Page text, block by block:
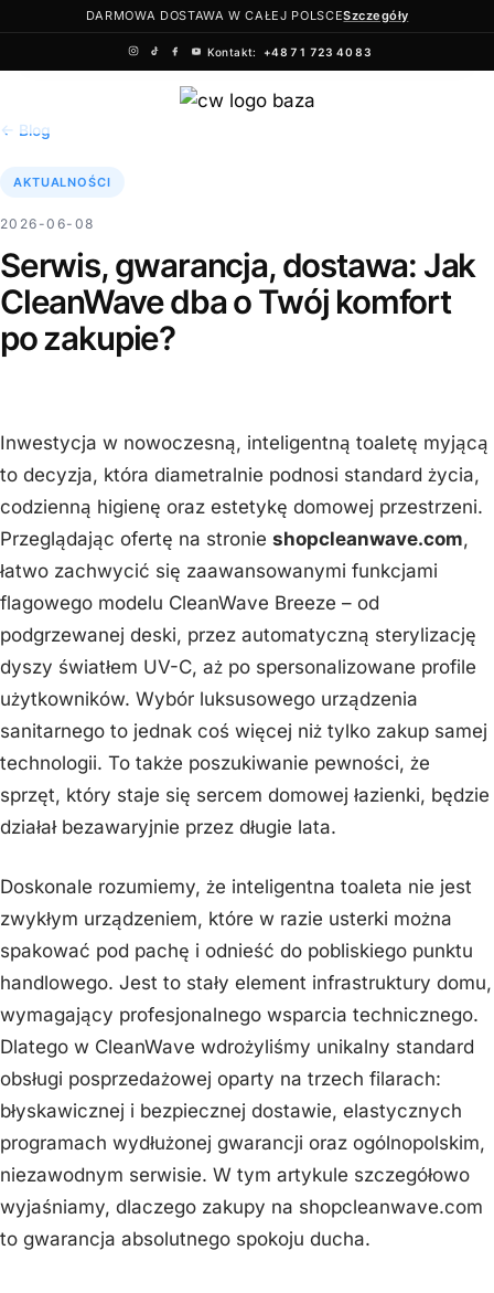
do
DARMOWA DOSTAWA W CAŁEJ POLSCESzczegóły
Kontakt: +48 71 723 40 83
← Blog
AKTUALNOŚCI
2026-06-08
Serwis, gwarancja, dostawa: Jak
CleanWave dba o Twój komfort
po zakupie?
Inwestycja w nowoczesną, inteligentną toaletę myjącą
to decyzja, która diametralnie podnosi standard życia,
codzienną higienę oraz estetykę domowej przestrzeni.
Przeglądając ofertę na stronie shopcleanwave.com,
łatwo zachwycić się zaawansowanymi funkcjami
flagowego modelu CleanWave Breeze – od
podgrzewanej deski, przez automatyczną sterylizację
dyszy światłem UV-C, aż po spersonalizowane profile
użytkowników. Wybór luksusowego urządzenia
sanitarnego to jednak coś więcej niż tylko zakup samej
technologii. To także poszukiwanie pewności, że
sprzęt, który staje się sercem domowej łazienki, będzie
działał bezawaryjnie przez długie lata.
Doskonale rozumiemy, że inteligentna toaleta nie jest
zwykłym urządzeniem, które w razie usterki można
spakować pod pachę i odnieść do pobliskiego punktu
handlowego. Jest to stały element infrastruktury domu,
wymagający profesjonalnego wsparcia technicznego.
Dlatego w CleanWave wdrożyliśmy unikalny standard
obsługi posprzedażowej oparty na trzech filarach:
błyskawicznej i bezpiecznej dostawie, elastycznych
programach wydłużonej gwarancji oraz ogólnopolskim,
niezawodnym serwisie. W tym artykule szczegółowo
wyjaśniamy, dlaczego zakupy na shopcleanwave.com
to gwarancja absolutnego spokoju ducha.